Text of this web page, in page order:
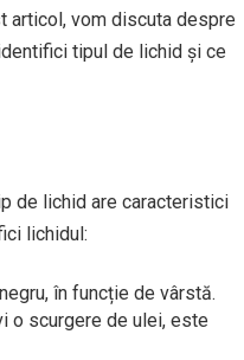
articol, vom discuta despre
tipul de lichid și ce
de lichid are caracteristici
lichidul:
în funcție de vârstă.
o scurgere de ulei, este